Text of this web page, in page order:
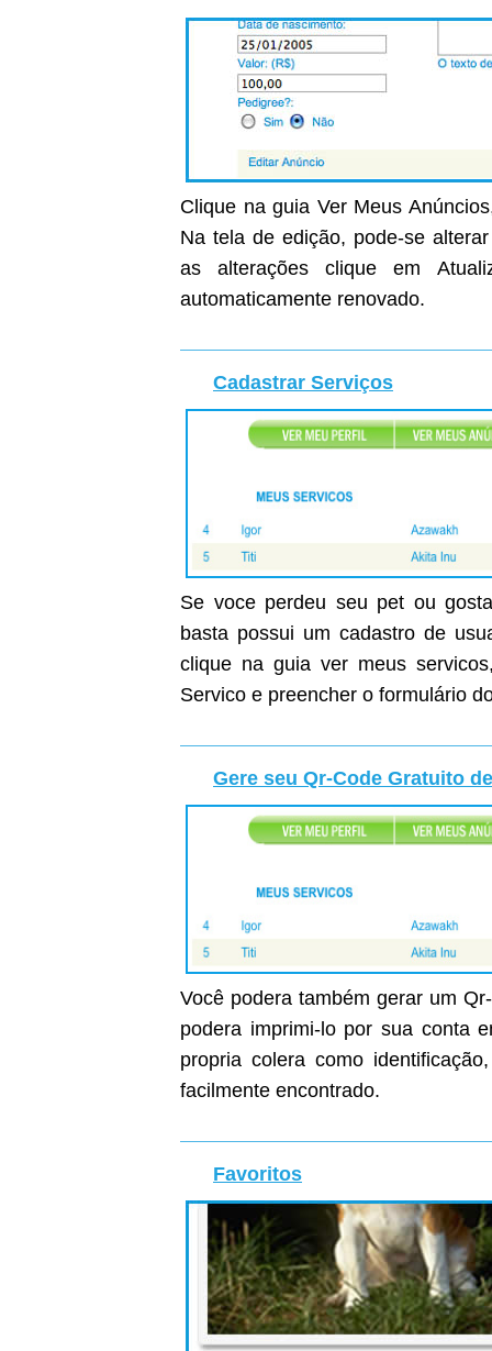
Clique na guia Ver Meus
Na tela de edição, pode-se
as alterações clique em
automaticamente renovado.
Cadastrar Serviços
Se voce perdeu seu pet ou
basta possui um cadastro de
clique na guia ver meus
Servico e preencher o formulário
Gere seu Qr-Code Gratuito
Você podera também gerar um
podera imprimi-lo por sua conta
propria colera como
facilmente encontrado.
Favoritos